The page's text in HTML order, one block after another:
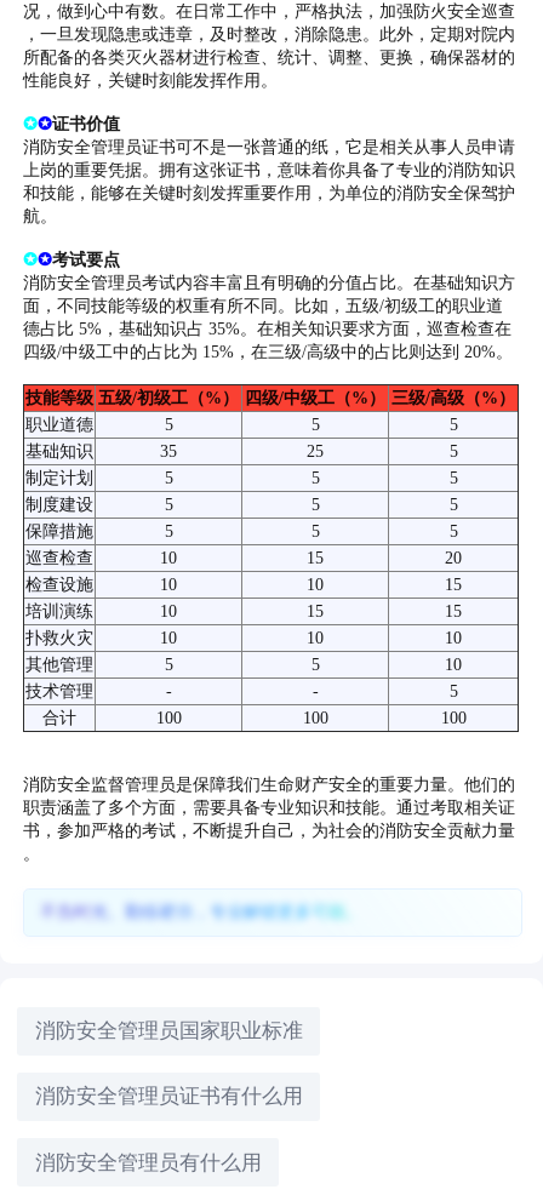
况，做到心中有数。在日常工作中，严格执法，加强防火安全巡查
，一旦发现隐患或违章，及时整改，消除隐患。此外，定期对院内
所配备的各类灭火器材进行检查、统计、调整、更换，确保器材的
性能良好，关键时刻能发挥作用。
✪✪证书价值
消防安全管理员证书可不是一张普通的纸，它是相关从事人员申请
上岗的重要凭据。拥有这张证书，意味着你具备了专业的消防知识
和技能，能够在关键时刻发挥重要作用，为单位的消防安全保驾护
航。
✪✪考试要点
消防安全管理员考试内容丰富且有明确的分值占比。在基础知识方
面，不同技能等级的权重有所不同。比如，五级/初级工的职业道
德占比 5%，基础知识占 35%。在相关知识要求方面，巡查检查在
四级/中级工中的占比为 15%，在三级/高级中的占比则达到 20%。
技能等级 五级/初级工（%） 四级/中级工（%）
三级/高级（%）
职业道德
5 5
5
基础知识
35 25
5
制定计划
5 5
5
制度建设
5 5
5
保障措施
5 5
5
巡查检查
10 15
20
检查设施
10 10
15
培训演练
10 15
15
扑救火灾
10 10
10
其他管理
5 5
10
技术管理
- -
5
合计
100 100 100
消防安全监督管理员是保障我们生命财产安全的重要力量。他们的
职责涵盖了多个方面，需要具备专业知识和技能。通过考取相关证
书，参加严格的考试，不断提升自己，为社会的消防安全贡献力量
。
不负时光、勤练硬功，专业解锁更多可能。
消防安全管理员国家职业标准
消防安全管理员证书有什么用
消防安全管理员有什么用